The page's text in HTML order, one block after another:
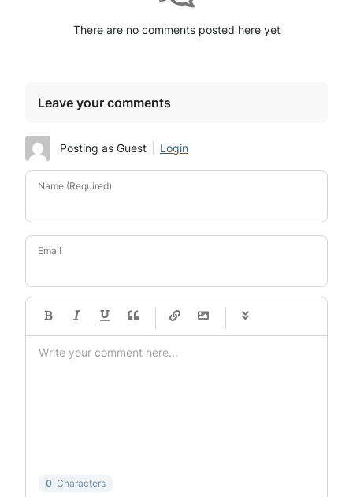
There are no comments posted here yet
Leave your comments
Posting as Guest Login
Name (Required)
Email
-
-
-
-
0 Characters